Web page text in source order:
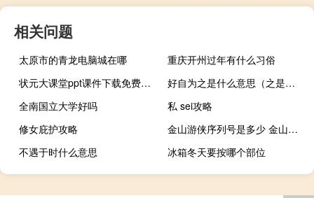
相关问题
太原市的青龙电脑城在哪
重庆开州过年有什么习俗
状元大课堂ppt课件下载免费六上（状元大课堂ppt课件下载）
好自为之是什么意思（之是什么意思）
全南国立大学好吗
私 sei攻略
修女庇护攻略
金山游侠序列号是多少 金山游侠v序列号
不遇于时什么意思
冰箱冬天要按哪个部位